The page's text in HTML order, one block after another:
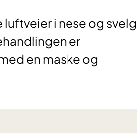
i nese og svelg
er
en maske og